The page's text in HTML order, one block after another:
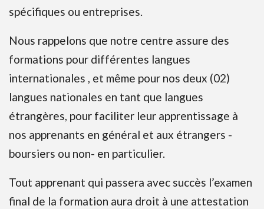
spécifiques ou entreprises.
Nous rappelons que notre centre assure des
formations pour différentes langues
internationales , et même pour nos deux (02)
langues nationales en tant que langues
étrangères, pour faciliter leur apprentissage à
nos apprenants en général et aux étrangers -
boursiers ou non- en particulier.
Tout apprenant qui passera avec succès l’examen
final de la formation aura droit à une attestation